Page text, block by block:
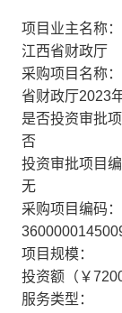
项目业主名称：
江西省财政厅
采购项目名称：
省财政厅2023
是否投资审批项
否
投资审批项目编
无
采购项目编码：
项目规模：
投资额（￥
服务类型：